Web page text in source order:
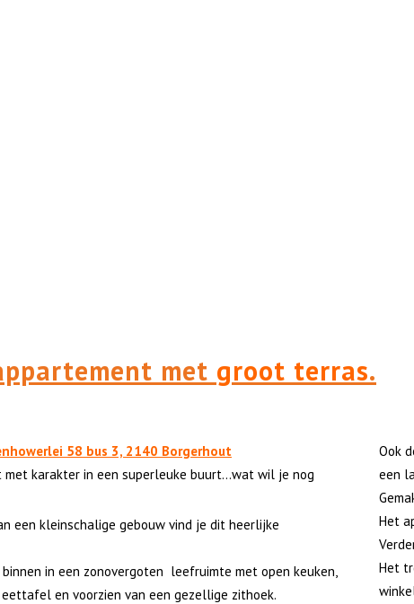
met groot terras.
58 bus 3, 2140 Borgerhout
met karakter in een superleuke buurt…wat wil je nog
een kleinschalige gebouw vind je dit heerlijke
in een zonovergoten leefruimte met open keuken,
en voorzien van een gezellige zithoek.
Ook
een
Het
Het